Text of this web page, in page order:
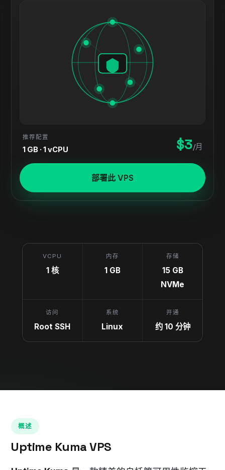
推荐配置
1 GB · 1 vCPU $3/月
部署此 VPS
VCPU
1 核
内存
1 GB
存储
15 GB
NVMe
访问
Root SSH
系统
Linux
开通
约 10 分钟
概述
Uptime Kuma VPS